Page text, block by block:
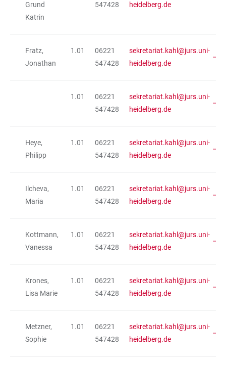
Grund
Katrin
547428
heidelberg.de
Fratz,
Jonathan
1.01
06221
547428
sekretariat.kahl@jurs.uni-
heidelberg.de
1.01
06221
547428
sekretariat.kahl@jurs.uni-
heidelberg.de
Heye,
Philipp
1.01
06221
547428
sekretariat.kahl@jurs.uni-
heidelberg.de
Ilcheva,
Maria
1.01
06221
547428
sekretariat.kahl@jurs.uni-
heidelberg.de
Kottmann,
Vanessa
1.01
06221
547428
sekretariat.kahl@jurs.uni-
heidelberg.de
Krones,
Lisa Marie
1.01
06221
547428
sekretariat.kahl@jurs.uni-
heidelberg.de
Metzner,
Sophie
1.01
06221
547428
sekretariat.kahl@jurs.uni-
heidelberg.de